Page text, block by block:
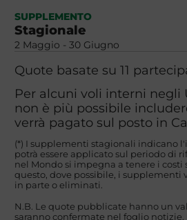
SUPPLEMENTO
Stagionale
2 Maggio - 30 Giugno
Quote basate su 11
Per alcuni voli interni negli
non è più possibile
verrà pagato sul posto in
(*) I supplementi stagionali indicano
potrà essere applicato sul periodo di
nel Mondo si impegna a tenere i
questo, dove possibile, i supplementi
in parte o eliminati.
N.B. Le quote pubblicate hanno un
saranno confermate nel foglio notizie.